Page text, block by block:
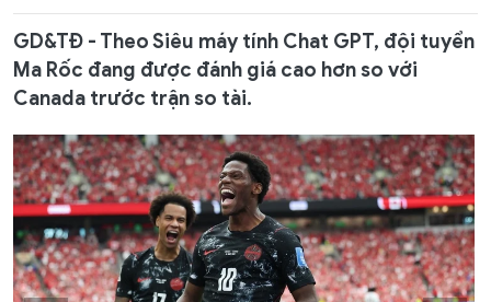
GD&TĐ - Theo Siêu máy tính Chat GPT, đội tuyển
Ma Rốc đang được đánh giá cao hơn so với
Canada trước trận so tài.